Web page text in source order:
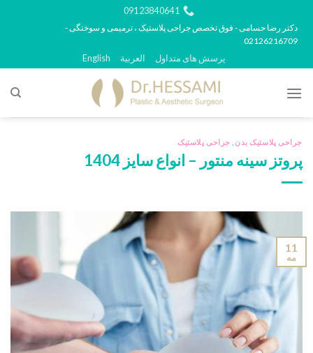
محتوا
09123840641
دکتر رضا حسامی - فوق تخصص جراحی پلاستیک ، ترمیمی و سوختگی -
02126216709
پرسش های متداول العربية English
جراحی پلاستیک بدن جراحی پلاستیک
پروتز سینه منتور – انواع سایز 1404
11
مه